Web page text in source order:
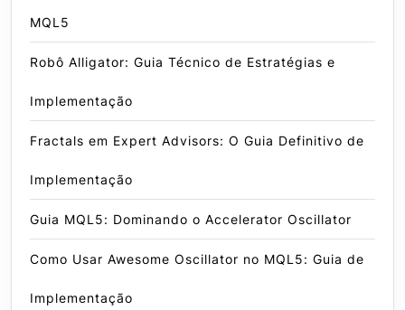
MQL5
Robô Alligator: Guia Técnico de Estratégias e
Implementação
Fractals em Expert Advisors: O Guia Definitivo de
Implementação
Guia MQL5: Dominando o Accelerator Oscillator
Como Usar Awesome Oscillator no MQL5: Guia de
Implementação